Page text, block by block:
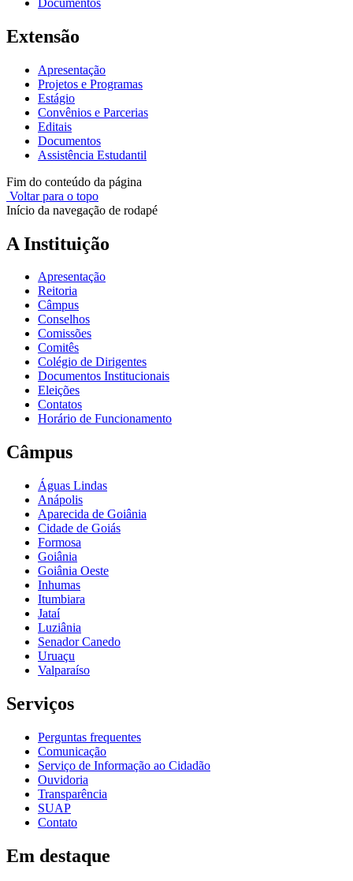
Extensão
Apresentação
Projetos e Programas
Estágio
Convênios e Parcerias
Editais
Documentos
Assistência Estudantil
Fim do conteúdo da página
Voltar para o topo
Início da navegação de rodapé
A Instituição
Apresentação
Reitoria
Câmpus
Conselhos
Comissões
Comitês
Colégio de Dirigentes
Documentos Institucionais
Eleições
Contatos
Horário de Funcionamento
Câmpus
Águas Lindas
Anápolis
Aparecida de Goiânia
Cidade de Goiás
Formosa
Goiânia
Goiânia Oeste
Inhumas
Itumbiara
Jataí
Luziânia
Senador Canedo
Uruaçu
Valparaíso
Serviços
Perguntas frequentes
Comunicação
Serviço de Informação ao Cidadão
Ouvidoria
Transparência
SUAP
Contato
Em destaque